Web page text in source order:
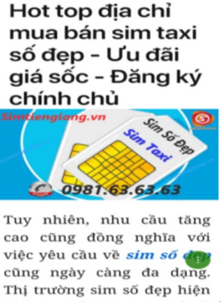
Tại sao nên sở hữu sim ngũ quý 5?
Sim ngũ quý 5 được nhiều người quan tâm vì con số 5 được
coi là số của Phúc, của Vàng, của Vua nên được nhiều người
yêu thích và chọn lựa.
Vì vậy
sim số đẹpđuôi 55555thể hiện được ước vọng về sự
hoà hợp, bình an, sinh sôi, làm việc gì cũng thuận lợi và tiến
đến vị trí cao nhất. Số 5 là con số của đời người, thể hiện sự
bình yên, hạnh phúc.
+ Khi nhìn vào số
sim ngũ quý 5
của bạn, người ta sẽ biết được bạn
là người cẩn thận, là người có địa vị và thành công trong cuộc
sống.
+ Khi sử dụng
sim số đẹp đuôi 55555để kinh doanh, làm ăn sẽ tạo
dựng được niềm tin, sự tin tưởng với đối tác,…
+ Sử dụngsim ngũ quý 5cũng giúp bạn tự tin hơn trong cuộc
sống, với các mối quan hệ xã hội khác.
Những phân tích chuyên sâu về ý nghĩa của dòng
sim ngũ
quý 5 xét theo nhiều khía cạch, đã đủ trả lời cho câu hỏi “Lý
do nên sở hữu sim ngũ quý 5 này
, Có thể khẳng định, đây là
dòng sim số đẹp được khuyên dùng cho giới làm ăn, kinh
doanh, dân công chức, văn phòng thậm chí là các doanh
nhân thành đạt.
Hướng dẫn mua Sim Ngũ Quý 5 tại